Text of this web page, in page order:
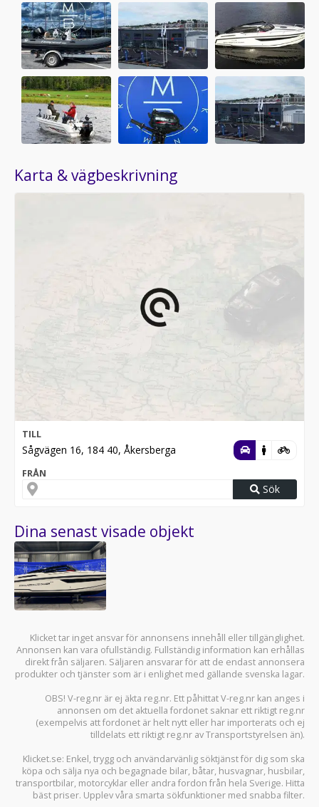
Karta & vägbeskrivning
TILL
Sågvägen 16, 184 40, Åkersberga
FRÅN
Sök
Dina senast visade objekt
Klicket tar inget ansvar för annonsens innehåll eller tillgänglighet.
Annonsen kan vara ofullständig. Fullständig information kan erhållas
direkt från säljaren. Säljaren ansvarar för att de endast annonsera
produkter och tjänster som är i enlighet med gällande svenska lagar.
OBS! V-reg.nr är ej äkta reg.nr. Ett påhittat V-reg.nr kan anges i
annonsen om det aktuella fordonet saknar ett riktigt reg.nr
(exempelvis att fordonet är helt nytt eller har importerats och ej
tilldelats ett riktigt reg.nr av Transportstyrelsen än).
Klicket.se: Enkel, trygg och användarvänlig söktjänst för dig som ska
köpa och sälja nya och begagnade bilar, båtar, husvagnar, husbilar,
transportbilar, motorcyklar eller andra fordon från hela Sverige. Hitta
bäst priser. Upplev våra smarta sökfunktioner med snabba filter.